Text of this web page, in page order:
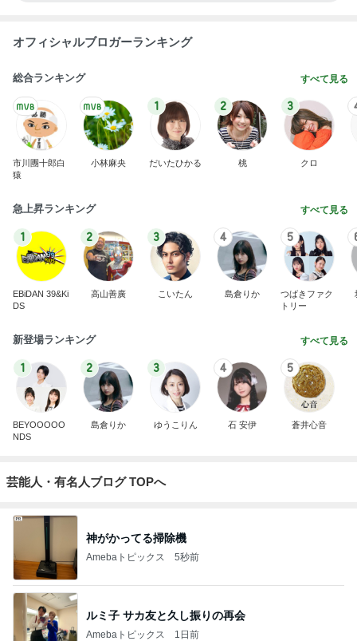
オフィシャルブロガーランキング
総合ランキング すべて見る
市川團十郎白
猿
小林麻央
1
だいたひかる
2
桃
3
クロ
急上昇ランキング すべて見る
1
EBiDAN 39&Ki
DS
2
高山善廣
3
こいたん
4
島倉りか
5
つばきファク
トリー
新登場ランキング すべて見る
1
BEYOOOOO
NDS
2
島倉りか
3
ゆうこりん
4
石 安伊
5
蒼井心音
芸能人・有名人ブログ TOPへ
神がかってる掃除機
Amebaトピックス 5秒前
ルミ子 サカ友と久し振りの再会
Amebaトピックス 1日前